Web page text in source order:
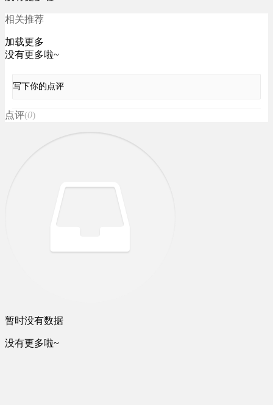
相关推荐
加载更多
没有更多啦~
写下你的点评
点评(0)
暂时没有数据
没有更多啦~